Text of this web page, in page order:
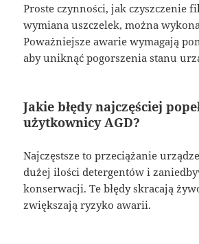
Proste czynności, jak czyszczenie
wymiana uszczelek, można
Poważniejsze awarie wymagają
aby uniknąć pogorszenia stanu
Jakie błędy najczęściej
użytkownicy AGD?
Najczęstsze to przeciążanie
dużej ilości detergentów i
konserwacji. Te błędy skracają
zwiększają ryzyko awarii.